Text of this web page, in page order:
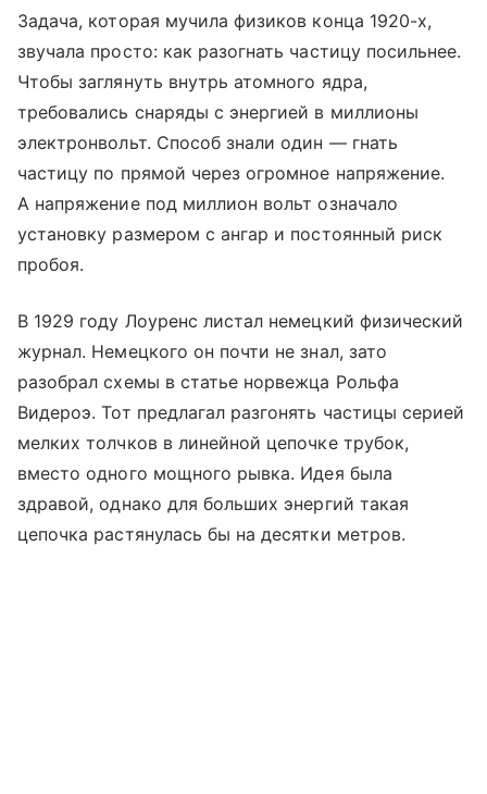
Задача, которая мучила физиков конца 1920-х,
звучала просто: как разогнать частицу посильнее.
Чтобы заглянуть внутрь атомного ядра,
требовались снаряды с энергией в миллионы
электронвольт. Способ знали один — гнать
частицу по прямой через огромное напряжение.
А напряжение под миллион вольт означало
установку размером с ангар и постоянный риск
пробоя.
В 1929 году Лоуренс листал немецкий физический
журнал. Немецкого он почти не знал, зато
разобрал схемы в статье норвежца Рольфа
Видероэ. Тот предлагал разгонять частицы серией
мелких толчков в линейной цепочке трубок,
вместо одного мощного рывка. Идея была
здравой, однако для больших энергий такая
цепочка растянулась бы на десятки метров.